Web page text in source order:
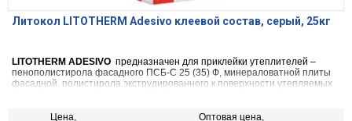
Литокол LITOTHERM Adesivo клеевой состав, серый, 25кг
LITOTHERM ADESIVO предназначен для приклейки утеплителей –
пенополистирола фасадного ПСБ-С 25 (35) Ф, минераловатной плиты
фасадной, полистирола экструдированного к поверхности утепляемых
Цена, Оптовая цена,